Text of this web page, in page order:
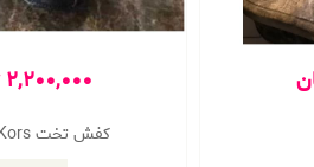
2,200,000 تومان
کفش تخت michael Kors